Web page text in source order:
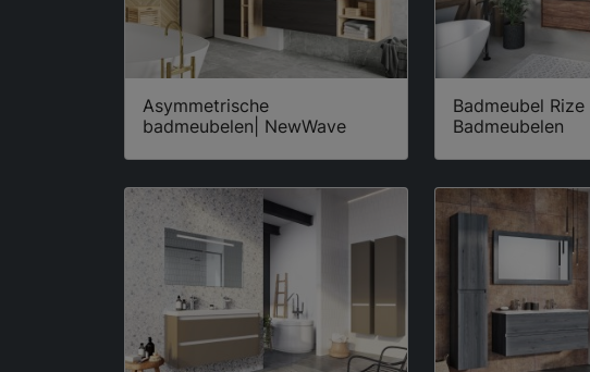
Asymmetrische
badmeubelen| NewWave
Badmeubel Rize
Badmeubelen